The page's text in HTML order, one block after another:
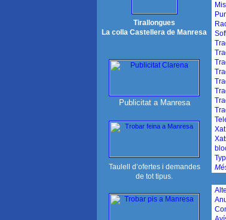
Tirallongues
La colla Castellera de Manresa
Publicitat a Manresa
Taulell d’ofertes i demandes
de tot tipus.